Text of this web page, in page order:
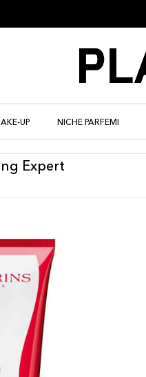
UP NICHE PARFEMI
Expert